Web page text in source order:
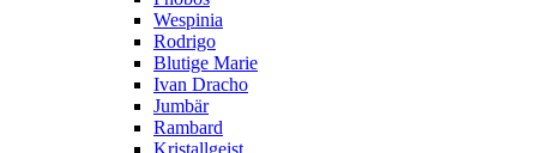
Wespinia
Rodrigo
Blutige Marie
Ivan Dracho
Jumbär
Rambard